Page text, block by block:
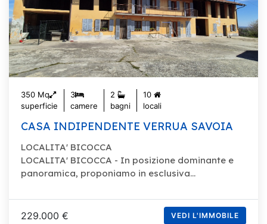
350 Mq
superficie
3
camere
2
bagni
10
locali
CASA INDIPENDENTE VERRUA SAVOIA
LOCALITA' BICOCCA
LOCALITA' BICOCCA - In posizione dominante e
panoramica, proponiamo in esclusiva...
229.000 € VEDI L'IMMOBILE